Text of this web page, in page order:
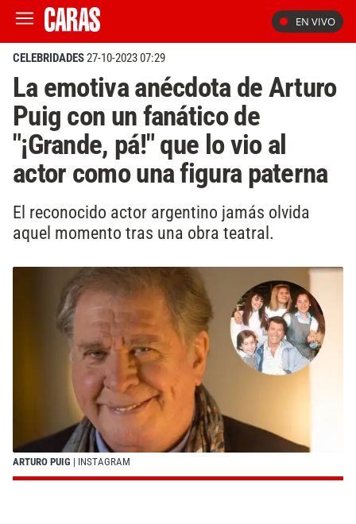
EN VIVO
CELEBRIDADES27-10-2023 07:29
La emotiva anécdota de Arturo
Puig con un fanático de
"¡Grande, pá!" que lo vio al
actor como una figura paterna
El reconocido actor argentino jamás olvida
aquel momento tras una obra teatral.
ARTURO PUIG | INSTAGRAM